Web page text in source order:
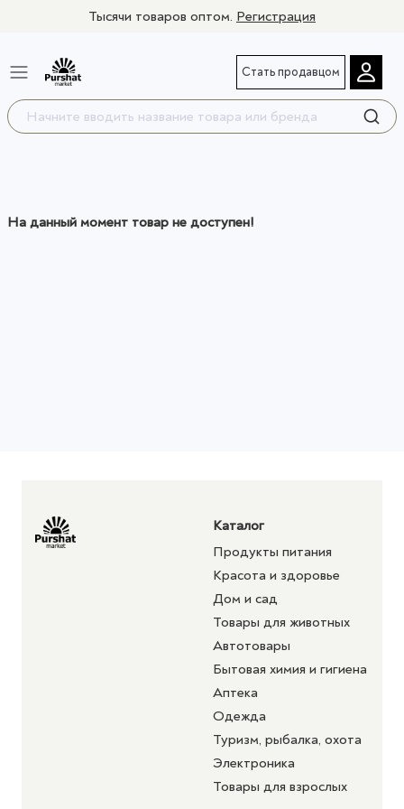
Тысячи товаров оптом. Регистрация
Стать продавцом
На данный момент товар не доступен!
Каталог
Продукты питания
Красота и здоровье
Дом и сад
Товары для животных
Автотовары
Бытовая химия и гигиена
Аптека
Одежда
Туризм, рыбалка, охота
Электроника
Товары для взрослых